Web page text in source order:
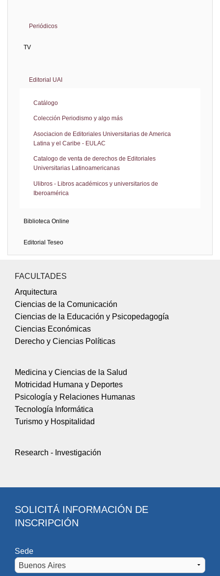
Periódicos
TV
Editorial UAI
Catálogo
Colección Periodismo y algo más
Asociacion de Editoriales Universitarias de America
Latina y el Caribe - EULAC
Catalogo de venta de derechos de Editoriales
Universitarias Latinoamericanas
Ulibros - Libros académicos y universitarios de
Iberoamérica
Biblioteca Online
Editorial Teseo
FACULTADES
Arquitectura
Ciencias de la Comunicación
Ciencias de la Educación y Psicopedagogía
Ciencias Económicas
Derecho y Ciencias Políticas
Medicina y Ciencias de la Salud
Motricidad Humana y Deportes
Psicología y Relaciones Humanas
Tecnología Informática
Turismo y Hospitalidad
Research - Investigación
SOLICITÁ INFORMACIÓN DE
INSCRIPCIÓN
Sede